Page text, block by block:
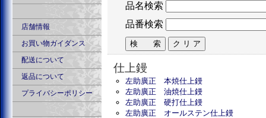
店舗情報
お買い物ガイダンス
配送について
返品について
プライバシーポリシー
品名検索
品番検索
仕上鏝
左助廣正 本焼仕上鏝
左助廣正 油焼仕上鏝
左助廣正 硬打仕上鏝
左助廣正 オールステン仕上鏝